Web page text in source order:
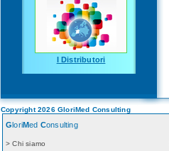
I Distributori
Copyright 2026 GloriMed Consulting
GloriMed Consulting
> Chi siamo